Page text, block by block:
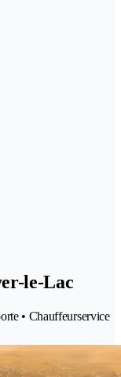
le-Lac
• Chauffeurservice